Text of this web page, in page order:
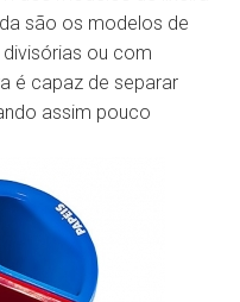
são os modelos de
ou com
é capaz de separar
assim pouco